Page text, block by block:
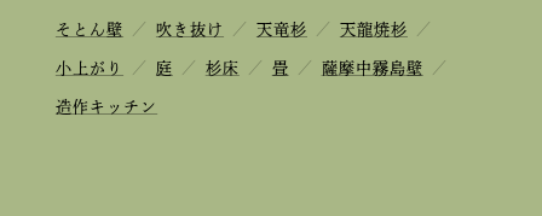
そとん壁 ／ 吹き抜け ／ 天竜杉 ／ 天龍焼杉 ／
小上がり ／ 庭 ／ 杉床 ／ 畳 ／ 薩摩中霧島壁 ／
造作キッチン